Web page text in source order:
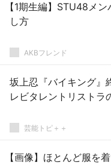
【1期生編】STU48メ
し方
AKBフレンド
坂上忍『バイキング』
レビタレントリストラ
芸能トピ＋＋
【画像】ほとんど服を